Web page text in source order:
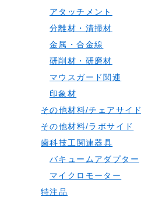
アタッチメント
分離材・清掃材
金属・合金線
研削材・研磨材
マウスガード関連
印象材
その他材料/チェアサイド
その他材料/ラボサイド
歯科技工関連器具
バキュームアダプター
マイクロモーター
特注品